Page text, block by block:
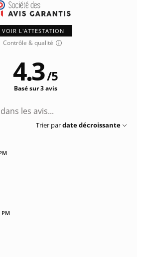
VOIR L'ATTESTATION
Contrôle & qualité
4.3/5
Basé sur 3 avis
Trier pardate décroissante
PM